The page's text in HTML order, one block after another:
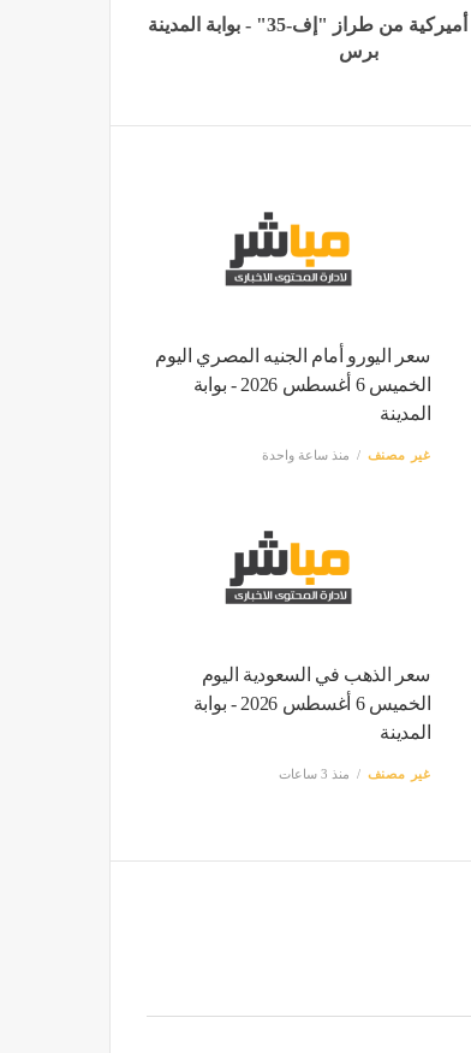
تحطم مقاتلة أميركية من طراز "إف-35" - بوابة المدينة
برس
سعر اليورو أمام الجنيه المصري اليوم
الخميس 6 أغسطس 2026 - بوابة
المدينة
غير مصنف منذ ساعة واحدة
سعر الذهب في السعودية اليوم
الخميس 6 أغسطس 2026 - بوابة
المدينة
غير مصنف منذ 3 ساعات